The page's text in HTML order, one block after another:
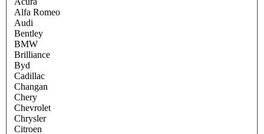
Alfa Romeo
Audi
Bentley
BMW
Brilliance
Byd
Cadillac
Changan
Chery
Chevrolet
Chrysler
Citroen